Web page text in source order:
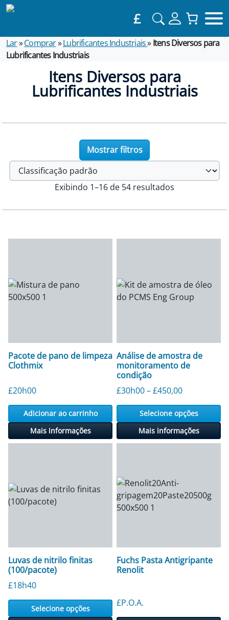
£
Lar»Comprar»Lubrificantes Industriais»Itens Diversos para
Lubrificantes Industriais
Itens Diversos para
Lubrificantes Industriais
Mostrar filtros
Exibindo 1–16 de 54 resultados
Pacote de pano de limpeza
Clothmix
£20h00
Adicionar ao carrinho
Mais informações
Análise de amostra de
monitoramento de
condição
£30h00–£450,00Faixa de
Selecione opções
Mais informações
Luvas de nitrilo finitas
(100/pacote)
£18h40
Selecione opções
Fuchs Pasta Antigripante
Renolit
£P.O.A.